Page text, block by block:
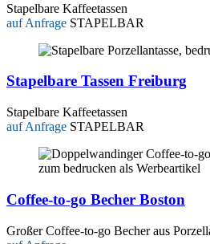
Stapelbare Kaffeetassen
auf Anfrage STAPELBAR
Stapelbare Tassen Freiburg
Stapelbare Kaffeetassen
auf Anfrage STAPELBAR
Coffee-to-go Becher Boston
Großer Coffee-to-go Becher aus